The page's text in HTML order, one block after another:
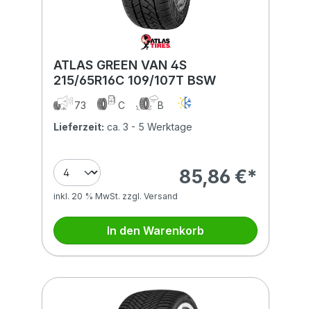
ATLAS GREEN VAN 4S
215/65R16C 109/107T BSW
73 C
B
Lieferzeit: ca. 3 - 5 Werktage
85,86 €*
inkl. 20 % MwSt. zzgl. Versand
In den Warenkorb